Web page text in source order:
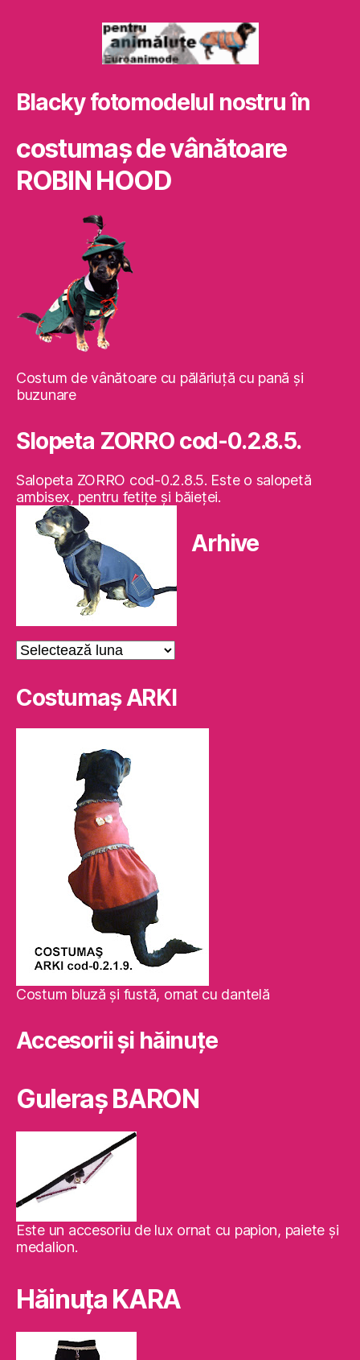
Blacky fotomodelul nostru în
costumaş de vânătoare
ROBIN HOOD
Costum de vânătoare cu pălăriuţă cu pană şi
buzunare
Slopeta ZORRO cod-0.2.8.5.
Salopeta ZORRO cod-0.2.8.5. Este o salopetă
ambisex, pentru fetiţe şi băieţei.
Arhive
Arhive
Costumaş ARKI
Costum bluză şi fustă, ornat cu dantelă
Accesorii și hăinuțe
Guleraş BARON
Este un accesoriu de lux ornat cu papion, paiete şi
medalion.
Hăinuţa KARA